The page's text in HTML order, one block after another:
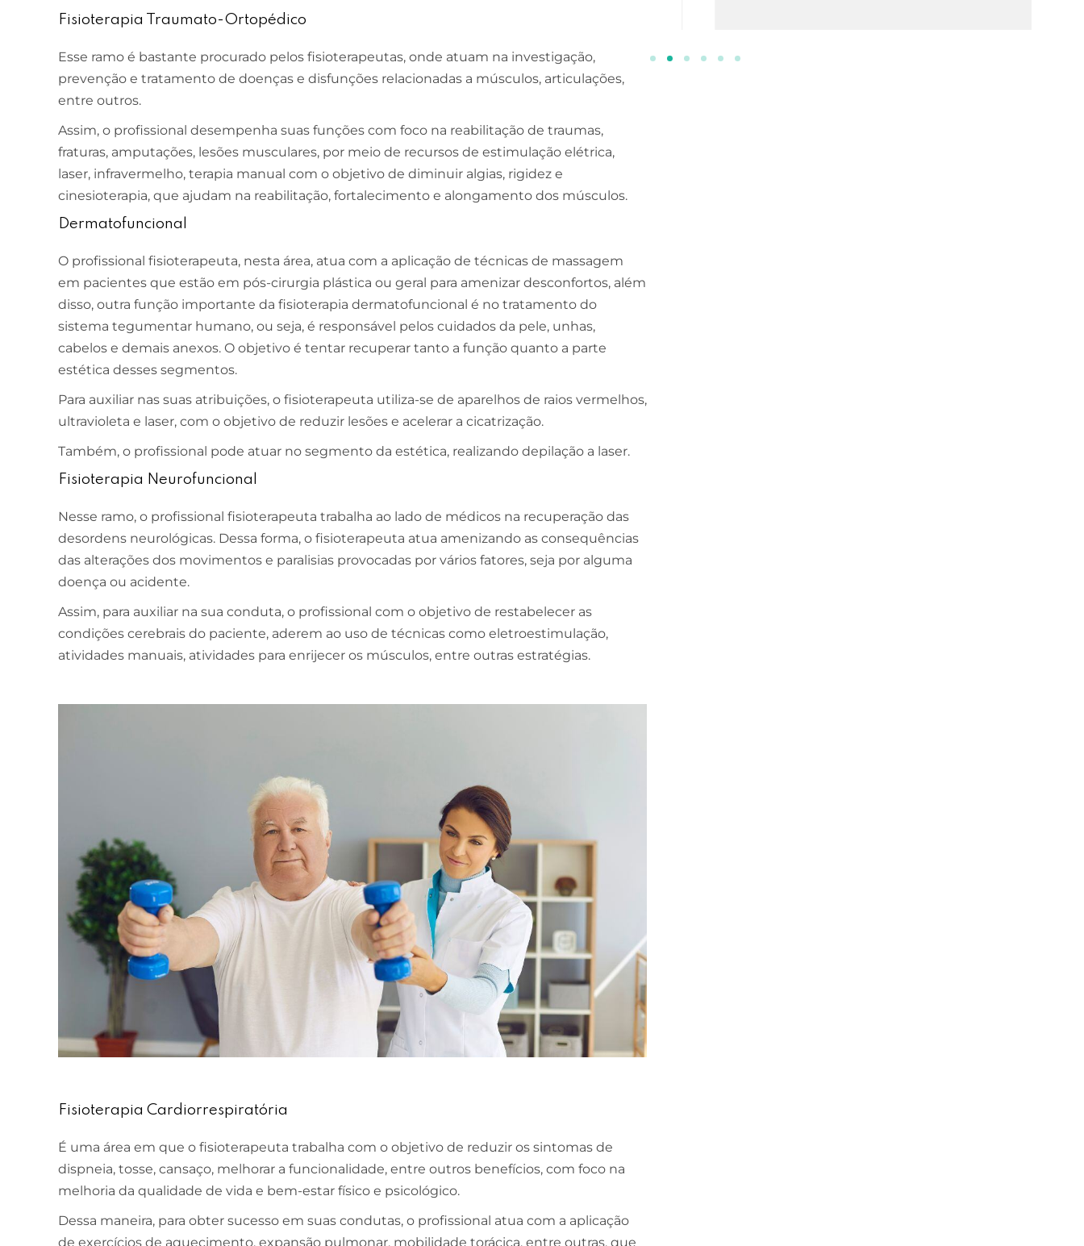
Fisioterapia Traumato-Ortopédico
Esse ramo é bastante procurado pelos fisioterapeutas, onde atuam na investigação,
prevenção e tratamento de doenças e disfunções relacionadas a músculos, articulações,
entre outros.
Assim, o profissional desempenha suas funções com foco na reabilitação de traumas,
fraturas, amputações, lesões musculares, por meio de recursos de estimulação elétrica,
laser, infravermelho, terapia manual com o objetivo de diminuir algias, rigidez e
cinesioterapia, que ajudam na reabilitação, fortalecimento e alongamento dos músculos.
Dermatofuncional
O profissional fisioterapeuta, nesta área, atua com a aplicação de técnicas de massagem
em pacientes que estão em pós-cirurgia plástica ou geral para amenizar desconfortos, além
disso, outra função importante da fisioterapia dermatofuncional é no tratamento do
sistema tegumentar humano, ou seja, é responsável pelos cuidados da pele, unhas,
cabelos e demais anexos. O objetivo é tentar recuperar tanto a função quanto a parte
estética desses segmentos.
Para auxiliar nas suas atribuições, o fisioterapeuta utiliza-se de aparelhos de raios vermelhos,
ultravioleta e laser, com o objetivo de reduzir lesões e acelerar a cicatrização.
Também, o profissional pode atuar no segmento da estética, realizando depilação a laser.
Fisioterapia Neurofuncional
Nesse ramo, o profissional fisioterapeuta trabalha ao lado de médicos na recuperação das
desordens neurológicas. Dessa forma, o fisioterapeuta atua amenizando as consequências
das alterações dos movimentos e paralisias provocadas por vários fatores, seja por alguma
doença ou acidente.
Assim, para auxiliar na sua conduta, o profissional com o objetivo de restabelecer as
condições cerebrais do paciente, aderem ao uso de técnicas como eletroestimulação,
atividades manuais, atividades para enrijecer os músculos, entre outras estratégias.
Fisioterapia Cardiorrespiratória
É uma área em que o fisioterapeuta trabalha com o objetivo de reduzir os sintomas de
dispneia, tosse, cansaço, melhorar a funcionalidade, entre outros benefícios, com foco na
melhoria da qualidade de vida e bem-estar físico e psicológico.
Dessa maneira, para obter sucesso em suas condutas, o profissional atua com a aplicação
de exercícios de aquecimento, expansão pulmonar, mobilidade torácica, entre outras, que